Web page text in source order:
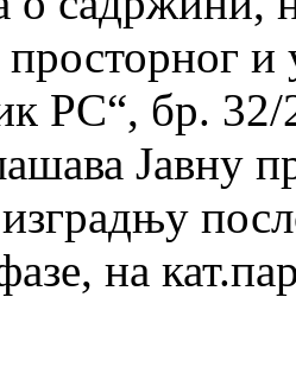
просторног
РС“, бр.
Јавну
изградњу
на